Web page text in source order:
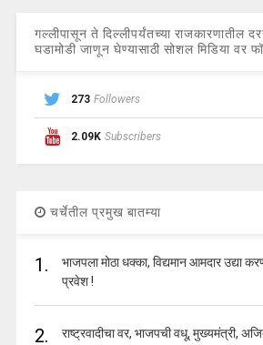
गल्लीपासून ते दिल्लीपर्यंतच्या राजकारणातील
घडामोडी जाणून घेण्यासाठी सोशल मिडिया वर
273 Followers
2.09K Subscribers
चर्चेतील प्रमुख बातम्या
1.
भाजपला मोठा धक्का, विद्यमान आमदार उद्या
प्रवेश !
2.
राष्ट्रवादीचा वर, भाजपची वधू, मुख्यमंत्री,